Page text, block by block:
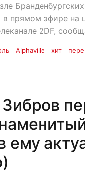
в прямом эфире на
2DF,
Alphaville хит
ему